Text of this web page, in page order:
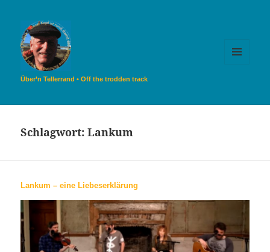
Über’n Tellerrand • Off the trodden track
Schlagwort:Lankum
Lankum – eine Liebeserklärung